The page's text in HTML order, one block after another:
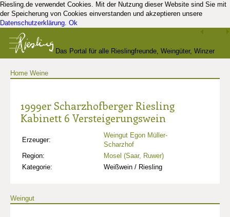
Riesling.de verwendet Cookies. Mit der Nutzung dieser Website sind Sie mit
der Speicherung von Cookies einverstanden und akzeptieren unsere
Datenschutzerklärung. Ok
Das Portal für alle Rieslingfreunde, Weingüter, Winzer
Home Weine
1999er Scharzhofberger Riesling
Kabinett 6 Versteigerungswein
Erzeuger:
Weingut Egon Müller-
Scharzhof
Region:
Mosel (Saar, Ruwer)
Kategorie:
Weißwein / Riesling
Weingut